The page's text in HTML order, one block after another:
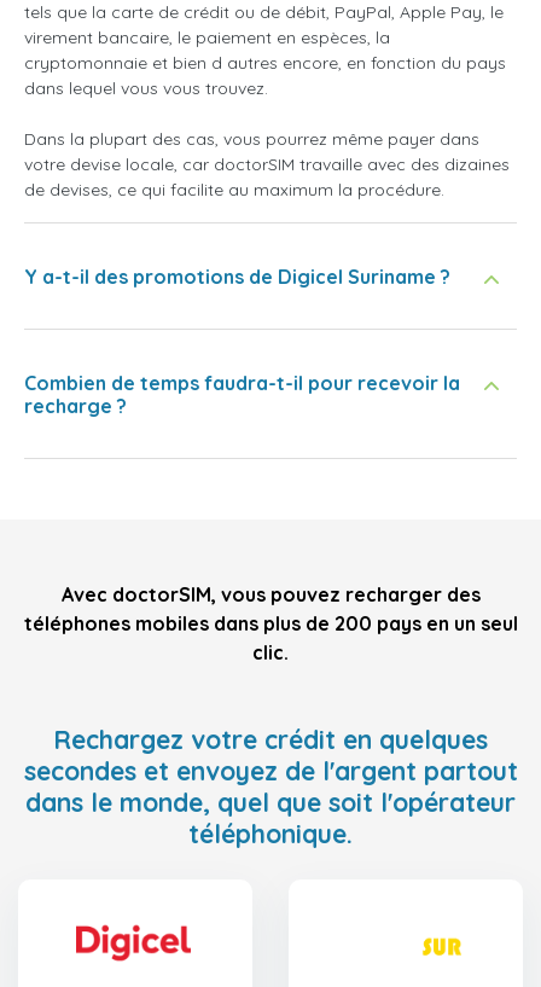
tels que la carte de crédit ou de débit, PayPal, Apple Pay, le
virement bancaire, le paiement en espèces, la
cryptomonnaie et bien d autres encore, en fonction du pays
dans lequel vous vous trouvez.
Dans la plupart des cas, vous pourrez même payer dans
votre devise locale, car doctorSIM travaille avec des dizaines
de devises, ce qui facilite au maximum la procédure.
Y a-t-il des promotions de Digicel Suriname ?
Combien de temps faudra-t-il pour recevoir la
recharge ?
Avec doctorSIM, vous pouvez recharger des
téléphones mobiles dans plus de 200 pays en un seul
clic.
Rechargez votre crédit en quelques
secondes et envoyez de l'argent partout
dans le monde, quel que soit l'opérateur
téléphonique.